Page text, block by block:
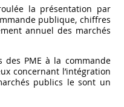
la présentation par
publique, chiffres
annuel des marchés
des PME à la commande
concernant l’intégration
publics le sont un